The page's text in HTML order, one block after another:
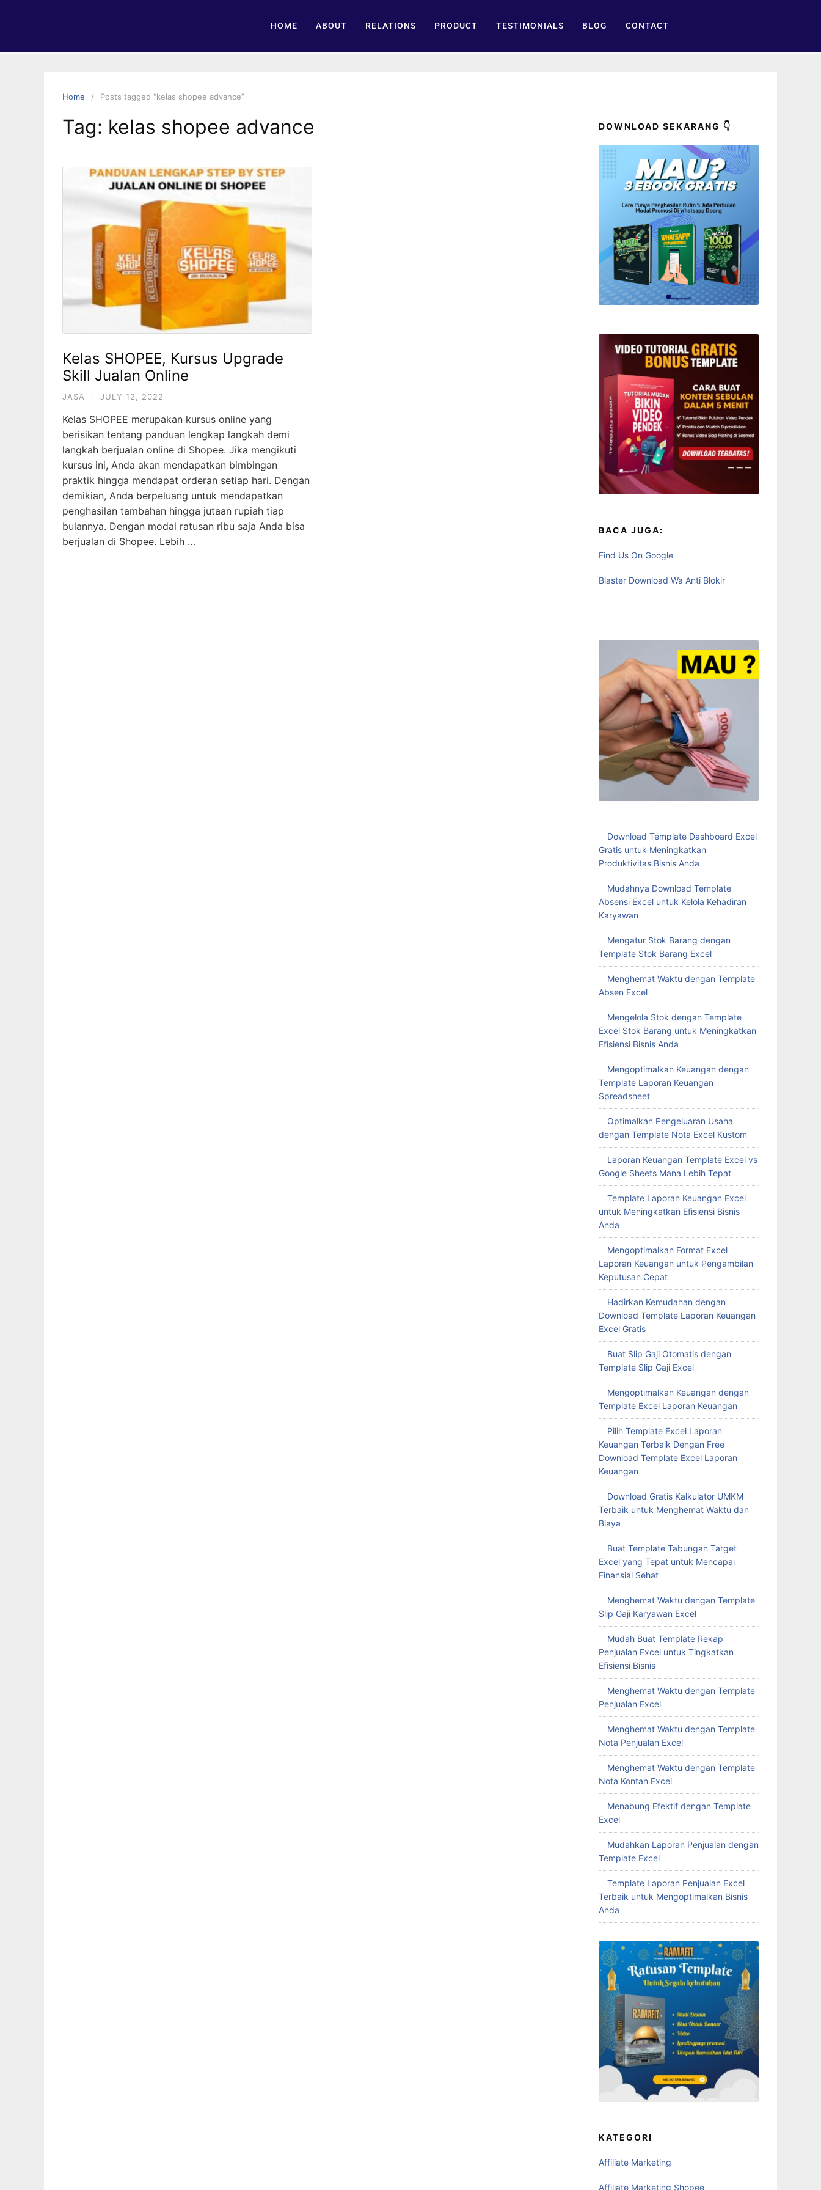
HOME ABOUT RELATIONS PRODUCT TESTIMONIALS BLOG CONTACT
Home Posts tagged “kelas shopee advance”
Tag: kelas shopee advance
Kelas SHOPEE, Kursus Upgrade
Skill Jualan Online
JASA · JULY 12, 2022
Kelas SHOPEE merupakan kursus online yang
berisikan tentang panduan lengkap langkah demi
langkah berjualan online di Shopee. Jika mengikuti
kursus ini, Anda akan mendapatkan bimbingan
praktik hingga mendapat orderan setiap hari. Dengan
demikian, Anda berpeluang untuk mendapatkan
penghasilan tambahan hingga jutaan rupiah tiap
bulannya. Dengan modal ratusan ribu saja Anda bisa
berjualan di Shopee. Lebih …
DOWNLOAD SEKARANG 👇
BACA JUGA:
Find Us On Google
Blaster Download Wa Anti Blokir
Download Template Dashboard Excel
Gratis untuk Meningkatkan
Produktivitas Bisnis Anda
Mudahnya Download Template
Absensi Excel untuk Kelola Kehadiran
Karyawan
Mengatur Stok Barang dengan
Template Stok Barang Excel
Menghemat Waktu dengan Template
Absen Excel
Mengelola Stok dengan Template
Excel Stok Barang untuk Meningkatkan
Efisiensi Bisnis Anda
Mengoptimalkan Keuangan dengan
Template Laporan Keuangan
Spreadsheet
Optimalkan Pengeluaran Usaha
dengan Template Nota Excel Kustom
Laporan Keuangan Template Excel vs
Google Sheets Mana Lebih Tepat
Template Laporan Keuangan Excel
untuk Meningkatkan Efisiensi Bisnis
Anda
Mengoptimalkan Format Excel
Laporan Keuangan untuk Pengambilan
Keputusan Cepat
Hadirkan Kemudahan dengan
Download Template Laporan Keuangan
Excel Gratis
Buat Slip Gaji Otomatis dengan
Template Slip Gaji Excel
Mengoptimalkan Keuangan dengan
Template Excel Laporan Keuangan
Pilih Template Excel Laporan
Keuangan Terbaik Dengan Free
Download Template Excel Laporan
Keuangan
Download Gratis Kalkulator UMKM
Terbaik untuk Menghemat Waktu dan
Biaya
Buat Template Tabungan Target
Excel yang Tepat untuk Mencapai
Finansial Sehat
Menghemat Waktu dengan Template
Slip Gaji Karyawan Excel
Mudah Buat Template Rekap
Penjualan Excel untuk Tingkatkan
Efisiensi Bisnis
Menghemat Waktu dengan Template
Penjualan Excel
Menghemat Waktu dengan Template
Nota Penjualan Excel
Menghemat Waktu dengan Template
Nota Kontan Excel
Menabung Efektif dengan Template
Excel
Mudahkan Laporan Penjualan dengan
Template Excel
Template Laporan Penjualan Excel
Terbaik untuk Mengoptimalkan Bisnis
Anda
KATEGORI
Affiliate Marketing
Affiliate Marketing Shopee